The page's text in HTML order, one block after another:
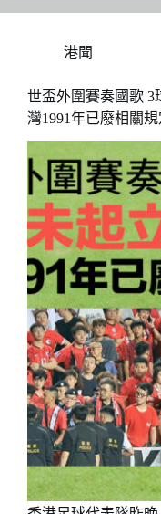
港聞
世盃外圍賽奏國歌 3
灣1991年已廢相關規